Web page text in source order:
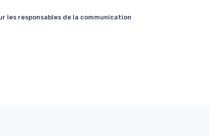
les responsables de la communication